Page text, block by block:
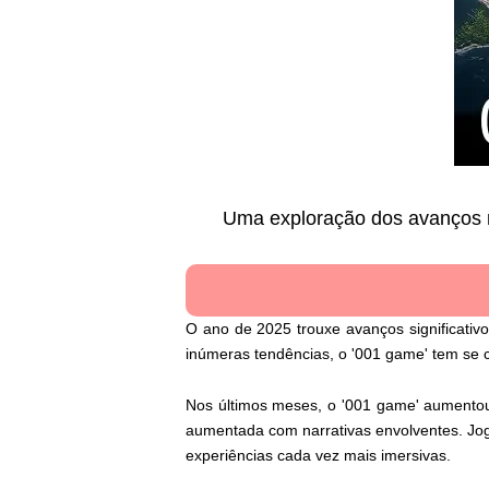
Uma exploração dos
O ano de 2025 trouxe avanços
inúmeras tendências, o '001 game' tem
Nos últimos meses, o '001 game'
aumentada com narrativas envolventes.
experiências cada vez mais imersivas.